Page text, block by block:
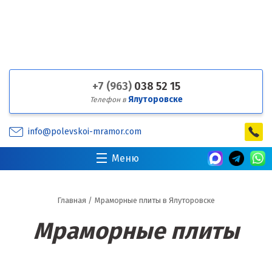
+7 (963) 038 52 15
Телефон в Ялуторовске
info@polevskoi-mramor.com
Меню
Главная / Мраморные плиты в Ялуторовске
Мраморные плиты